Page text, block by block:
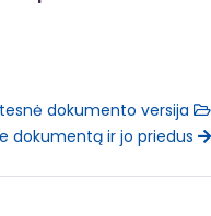
dokumento versija
dokumentą ir jo priedus